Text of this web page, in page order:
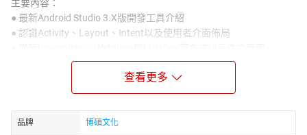
主要內容：
● 最新Android Studio 3.X版開發工具介紹
● 認識Activity、Layout、Intent以及使用者介面佈局
● 以Fragment進行模組化的使用者介面設計
● 使用SQLite資料庫並進行相關資料操作
● AsyncTask非同步任務程式設計
● 透過HttpURLConnection存取遠端網頁內容
● MediaPlayer與VideoPlayer的多媒體應用
查看更多
品牌 博碩文化